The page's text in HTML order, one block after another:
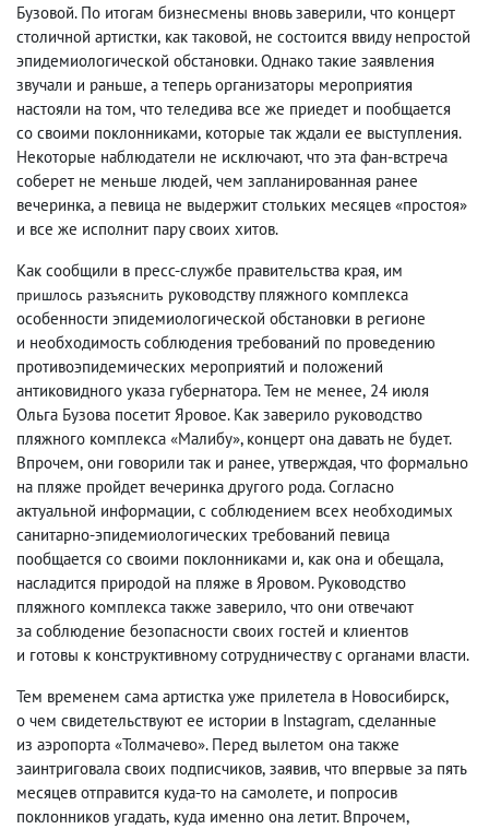
Бузовой. По итогам бизнесмены вновь заверили, что концерт
столичной артистки, как таковой, не состоится ввиду непростой
эпидемиологической обстановки. Однако такие заявления
звучали и раньше, а теперь организаторы мероприятия
настояли на том, что теледива все же приедет и пообщается
со своими поклонниками, которые так ждали ее выступления.
Некоторые наблюдатели не исключают, что эта фан-встреча
соберет не меньше людей, чем запланированная ранее
вечеринка, а певица не выдержит стольких месяцев «простоя»
и все же исполнит пару своих хитов.
Как сообщили в пресс-службе правительства края, им
пришлось разъяснить руководству пляжного комплекса
особенности эпидемиологической обстановки в регионе
и необходимость соблюдения требований по проведению
противоэпидемических мероприятий и положений
антиковидного указа губернатора. Тем не менее, 24 июля
Ольга Бузова посетит Яровое. Как заверило руководство
пляжного комплекса «Малибу», концерт она давать не будет.
Впрочем, они говорили так и ранее, утверждая, что формально
на пляже пройдет вечеринка другого рода. Согласно
актуальной информации, с соблюдением всех необходимых
санитарно-эпидемиологических требований певица
пообщается со своими поклонниками и, как она и обещала,
насладится природой на пляже в Яровом. Руководство
пляжного комплекса также заверило, что они отвечают
за соблюдение безопасности своих гостей и клиентов
и готовы к конструктивному сотрудничеству с органами власти.
Тем временем сама артистка уже прилетела в Новосибирск,
о чем свидетельствуют ее истории в Instagram, сделанные
из аэропорта «Толмачево». Перед вылетом она также
заинтриговала своих подписчиков, заявив, что впервые за пять
месяцев отправится куда-то на самолете, и попросив
поклонников угадать, куда именно она летит. Впрочем,